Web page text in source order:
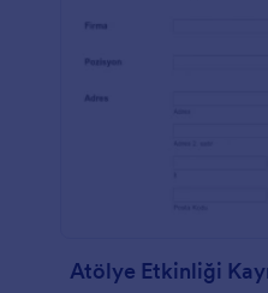
Atölye Etkinliği